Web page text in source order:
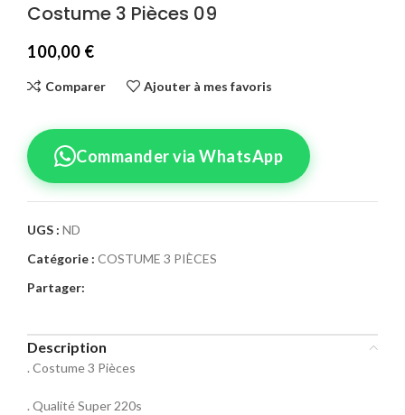
Costume 3 Pièces 09
100,00 €
Comparer Ajouter à mes favoris
Sélectionnez la taille pour le produit
Taille Costume
Commander via WhatsApp
UGS : ND
Catégorie : COSTUME 3 PIÈCES
Partager:
Description
. Costume 3 Pièces
. Qualité Super 220s